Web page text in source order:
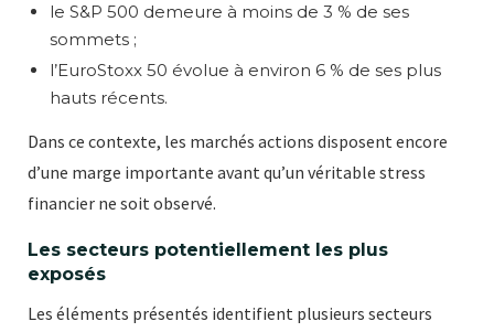
le S&P 500 demeure à moins de 3 % de ses
sommets ;
l’EuroStoxx 50 évolue à environ 6 % de ses plus
hauts récents.
Dans ce contexte, les marchés actions disposent encore
d’une marge importante avant qu’un véritable stress
financier ne soit observé.
Les secteurs potentiellement les plus
exposés
Les éléments présentés identifient plusieurs secteurs